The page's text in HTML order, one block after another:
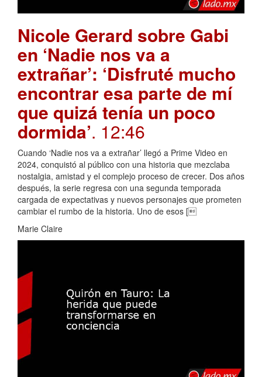
Nicole Gerard sobre Gabi
en ‘Nadie nos va a
extrañar’: ‘Disfruté mucho
encontrar esa parte de mí
que quizá tenía un poco
dormida’. 12:46
Cuando ‘Nadie nos va a extrañar’ llegó a Prime Video en
2024, conquistó al público con una historia que mezclaba
nostalgia, amistad y el complejo proceso de crecer. Dos años
después, la serie regresa con una segunda temporada
cargada de expectativas y nuevos personajes que prometen
cambiar el rumbo de la historia. Uno de esos [
Marie Claire